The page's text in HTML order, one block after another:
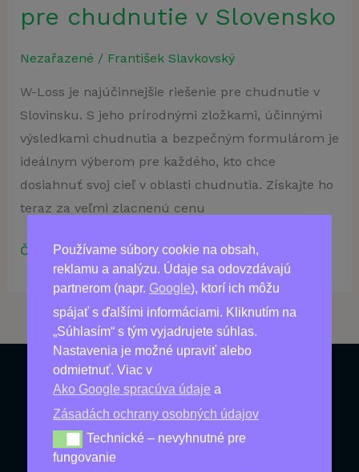
Používame súbory cookie na obsah,
reklamu a analýzu. Údaje sa odovzdávajú
partnerom (napr. Google), ktorí ich môžu
spájať s ďalšími informáciami. Kliknutím na
„Súhlasím“ s tým vyjadrujete súhlas.
Nastavenia je možné upraviť alebo
odmietnuť. Viac v
Ako Google spracúva údaje a
Zásadách ochrany osobných údajov
Technické – nevyhnutné pre fungovanie
Technické – nevyhnutné pre
fungovanie
pre chudnutie v Slovensko
Nezařazené / František Slavkovský
W-Loss je najúčinnejšie riešenie pre chudnutie v
Slovinsku. S jeho prírodnými zložkami, účinnými
výsledkami chudnutia a bezpečným formulárom je
ideálnym výberom pre každého, kto chce
dosiahnuť svoj cieľ v oblasti chudnutia. Získajte ho
teraz za veľmi zlacnenú cenu
W-
Najlepšie
riešenie
pre
chudnutie
Slovensko
Čítať viac »
Produkty
Najpredávanejšie